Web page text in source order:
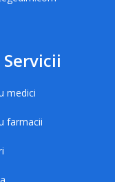
medici
farmacii